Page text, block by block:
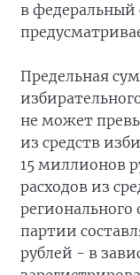
в федеральный
Предельная
не может
из средств
15 миллионов
расходов из
партии
рублей - в